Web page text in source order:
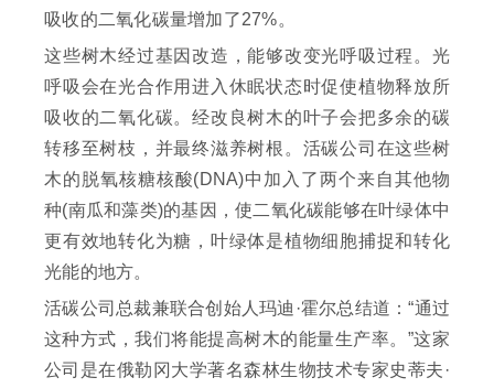
吸收的二氧化碳量增加了27%。
这些树木经过基因改造，能够改变光呼吸过程。光
呼吸会在光合作用进入休眠状态时促使植物释放所
吸收的二氧化碳。经改良树木的叶子会把多余的碳
转移至树枝，并最终滋养树根。活碳公司在这些树
木的脱氧核糖核酸(DNA)中加入了两个来自其他物
种(南瓜和藻类)的基因，使二氧化碳能够在叶绿体中
更有效地转化为糖，叶绿体是植物细胞捕捉和转化
光能的地方。
活碳公司总裁兼联合创始人玛迪·霍尔总结道：“通过
这种方式，我们将能提高树木的能量生产率。”这家
公司是在俄勒冈大学著名森林生物技术专家史蒂夫·